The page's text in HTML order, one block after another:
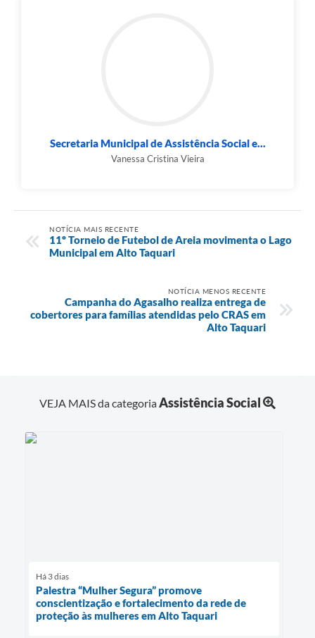
Secretaria Municipal de Assistência Social e...
Vanessa Cristina Vieira
NOTÍCIA MAIS RECENTE
11º Torneio de Futebol de Areia movimenta o Lago
Municipal em Alto Taquari
NOTÍCIA MENOS RECENTE
Campanha do Agasalho realiza entrega de
cobertores para famílias atendidas pelo CRAS em
Alto Taquari
VEJA MAIS da categoriaAssistência Social
Há 3 dias
Palestra “Mulher Segura” promove
conscientização e fortalecimento da rede de
proteção às mulheres em Alto Taquari